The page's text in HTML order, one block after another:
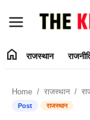
Contact Us
home राजस्थान
Home राजस्थान
Post राजस्थान